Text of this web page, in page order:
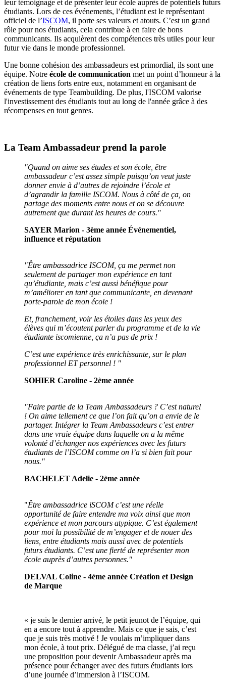
leur témoignage et de présenter leur école auprès de potentiels futurs
étudiants. Lors de ces événements, l’étudiant est le représentant
officiel de l’ISCOM, il porte ses valeurs et atouts. C’est un grand
rôle pour nos étudiants, cela contribue à en faire de bons
communicants. Ils acquièrent des compétences très utiles pour leur
futur vie dans le monde professionnel.
Une bonne cohésion des ambassadeurs est primordial, ils sont une
équipe. Notre école de communication met un point d’honneur à la
création de liens forts entre eux, notamment en organisant de
événements de type Teambuilding. De plus, l'ISCOM valorise
l'investissement des étudiants tout au long de l'année grâce à des
récompenses en tout genres.
La Team Ambassadeur prend la parole
"Quand on aime ses études et son école, être
ambassadeur c’est assez simple puisqu’on veut juste
donner envie à d’autres de rejoindre l’école et
d’agrandir la famille ISCOM. Nous à côté de ça, on
partage des moments entre nous et on se découvre
autrement que durant les heures de cours."
SAYER Marion - 3ème année Événementiel,
influence et réputation
"Être ambassadrice ISCOM, ça me permet non
seulement de partager mon expérience en tant
qu’étudiante, mais c’est aussi bénéfique pour
m’améliorer en tant que communicante, en devenant
porte-parole de mon école !
Et, franchement, voir les étoiles dans les yeux des
élèves qui m’écoutent parler du programme et de la vie
étudiante iscomienne, ça n’a pas de prix !
C’est une expérience très enrichissante, sur le plan
professionnel ET personnel ! "
SOHIER Caroline - 2ème année
"Faire partie de la Team Ambassadeurs ? C’est naturel
! On aime tellement ce que l’on fait qu’on a envie de le
partager. Intégrer la Team Ambassadeurs c’est entrer
dans une vraie équipe dans laquelle on a la même
volonté d’échanger nos expériences avec les futurs
étudiants de l’ISCOM comme on l’a si bien fait pour
nous."
BACHELET Adelie - 2ème année
"Être ambassadrice iSCOM c’est une réelle
opportunité de faire entendre ma voix ainsi que mon
expérience et mon parcours atypique. C’est également
pour moi la possibilité de m’engager et de nouer des
liens, entre étudiants mais aussi avec de potentiels
futurs étudiants. C’est une fierté de représenter mon
école auprès d’autres personnes."
DELVAL Coline - 4ème année Création et Design
de Marque
« je suis le dernier arrivé, le petit jeunot de l’équipe, qui
en a encore tout à apprendre. Mais ce que je sais, c’est
que je suis très motivé ! Je voulais m’impliquer dans
mon école, à tout prix. Délégué de ma classe, j’ai reçu
une proposition pour devenir Ambassadeur après ma
présence pour échanger avec des futurs étudiants lors
d’une journée d’immersion à l’ISCOM.